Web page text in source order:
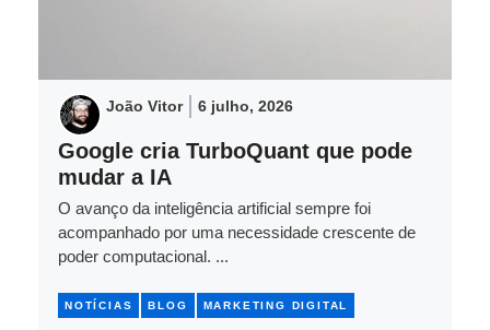
João Vitor 6 julho, 2026
Google cria TurboQuant que pode
mudar a IA
O avanço da inteligência artificial sempre foi
acompanhado por uma necessidade crescente de
poder computacional. ...
NOTÍCIAS BLOG MARKETING DIGITAL